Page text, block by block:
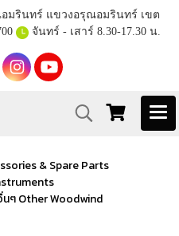
มรินทร์ แขวงอรุณอมรินทร์ เขต
จันทร์ - เสาร์ 8.30-17.30 น.
& Spare Parts
ๆ Other Woodwind